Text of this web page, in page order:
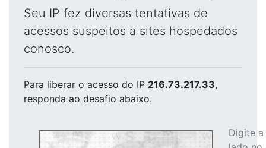
Seu IP fez diversas tentativas de
acessos suspeitos a sites hospedados
conosco.
Para liberar o acesso do IP 216.73.217.33,
responda ao desafio abaixo.
Digite